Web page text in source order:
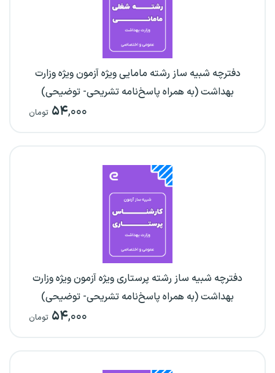
دفترچه شبیه ساز رشته مامایی ویژه آزمون ویژه وزارت
بهداشت (به همراه پاسخ‌نامه تشریحی- توضیحی)
۵۴,۰۰۰ تومان
دفترچه شبیه ساز رشته پرستاری ویژه آزمون ویژه وزارت
بهداشت (به همراه پاسخ‌نامه تشریحی- توضیحی)
۵۴,۰۰۰ تومان